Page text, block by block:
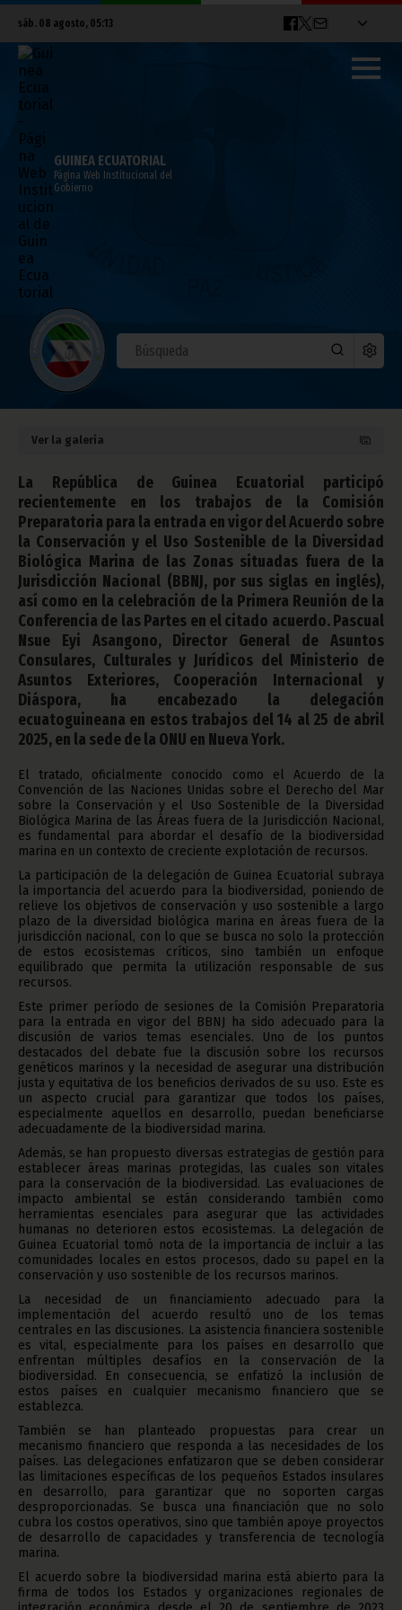
sáb. 08 agosto, 05:13
GUINEA ECUATORIAL
Página Web Institucional del
Gobierno
Guinea Ecuatorial participa en la reunión
preparatoria para la entrada en vigor del
BBNJ en la ONU
abril 27, 2025
Noticias
Ver la galería
La República de Guinea Ecuatorial participó
recientemente en los trabajos de la Comisión
Preparatoria para la entrada en vigor del Acuerdo sobre
la Conservación y el Uso Sostenible de la Diversidad
Biológica Marina de las Zonas situadas fuera de la
Jurisdicción Nacional (BBNJ, por sus siglas en inglés),
así como en la celebración de la Primera Reunión de la
Conferencia de las Partes en el citado acuerdo. Pascual
Nsue Eyi Asangono, Director General de Asuntos
Consulares, Culturales y Jurídicos del Ministerio de
Asuntos Exteriores, Cooperación Internacional y
Diáspora, ha encabezado la delegación
ecuatoguineana en estos trabajos del 14 al 25 de abril
2025, en la sede de la ONU en Nueva York.
El tratado, oficialmente conocido como el Acuerdo de la
Convención de las Naciones Unidas sobre el Derecho del Mar
sobre la Conservación y el Uso Sostenible de la Diversidad
Biológica Marina de las Áreas fuera de la Jurisdicción Nacional,
es fundamental para abordar el desafío de la biodiversidad
marina en un contexto de creciente explotación de recursos.
La participación de la delegación de Guinea Ecuatorial subraya
la importancia del acuerdo para la biodiversidad, poniendo de
relieve los objetivos de conservación y uso sostenible a largo
plazo de la diversidad biológica marina en áreas fuera de la
jurisdicción nacional, con lo que se busca no solo la protección
de estos ecosistemas críticos, sino también un enfoque
equilibrado que permita la utilización responsable de sus
recursos.
Este primer período de sesiones de la Comisión Preparatoria
para la entrada en vigor del BBNJ ha sido adecuado para la
discusión de varios temas esenciales. Uno de los puntos
destacados del debate fue la discusión sobre los recursos
genéticos marinos y la necesidad de asegurar una distribución
justa y equitativa de los beneficios derivados de su uso. Este es
un aspecto crucial para garantizar que todos los países,
especialmente aquellos en desarrollo, puedan beneficiarse
adecuadamente de la biodiversidad marina.
Además, se han propuesto diversas estrategias de gestión para
establecer áreas marinas protegidas, las cuales son vitales
para la conservación de la biodiversidad. Las evaluaciones de
impacto ambiental se están considerando también como
herramientas esenciales para asegurar que las actividades
humanas no deterioren estos ecosistemas. La delegación de
Guinea Ecuatorial tomó nota de la importancia de incluir a las
comunidades locales en estos procesos, dado su papel en la
conservación y uso sostenible de los recursos marinos.
La necesidad de un financiamiento adecuado para la
implementación del acuerdo resultó uno de los temas
centrales en las discusiones. La asistencia financiera sostenible
es vital, especialmente para los países en desarrollo que
enfrentan múltiples desafíos en la conservación de la
biodiversidad. En consecuencia, se enfatizó la inclusión de
estos países en cualquier mecanismo financiero que se
establezca.
También se han planteado propuestas para crear un
mecanismo financiero que responda a las necesidades de los
países. Las delegaciones enfatizaron que se deben considerar
las limitaciones específicas de los pequeños Estados insulares
en desarrollo, para garantizar que no soporten cargas
desproporcionadas. Se busca una financiación que no solo
cubra los costos operativos, sino que también apoye proyectos
de desarrollo de capacidades y transferencia de tecnología
marina.
El acuerdo sobre la biodiversidad marina está abierto para la
firma de todos los Estados y organizaciones regionales de